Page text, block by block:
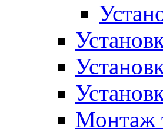
Монтаж